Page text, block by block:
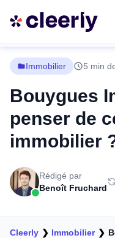
Immobilier 5 min
Bouygues
penser de
immobilier
Rédigé par
Benoît Fruchard
Cleerly ❯ Immobilier❯